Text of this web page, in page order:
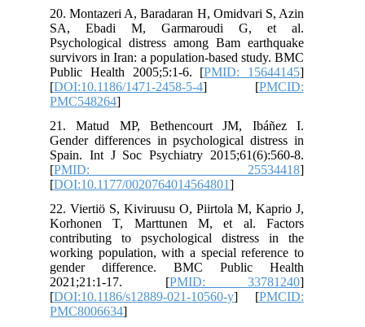
20. Montazeri A, Baradaran H, Omidvari S, Azin
SA, Ebadi M, Garmaroudi G, et al.
Psychological distress among Bam earthquake
survivors in Iran: a population-based study. BMC
Public Health 2005;5:1-6. [PMID: 15644145
[DOI:10.1186/1471-2458-5-4 ] [PMCID:
PMC548264
21. Matud MP, Bethencourt JM, Ibáñez I.
Gender differences in psychological distress in
Spain. Int J Soc Psychiatry 2015;61(6):560-8.
[PMID: 25534418
[DOI:10.1177/0020764014564801
22. Viertiö S, Kiviruusu O, Piirtola M, Kaprio J,
Korhonen T, Marttunen M, et al. Factors
contributing to psychological distress in the
working population, with a special reference to
gender difference. BMC Public Health
2021;21:1-17. [PMID: 33781240
[DOI:10.1186/s12889-021-10560-y ] [PMCID:
PMC8006634